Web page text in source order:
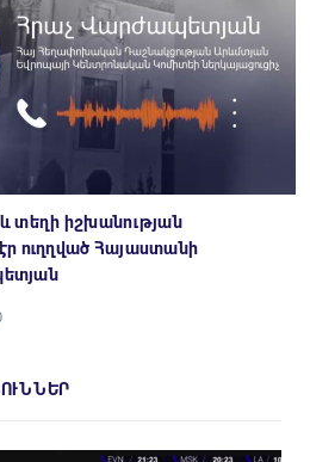
տեղի իշխանության
էր ուղղված Հայաստանի